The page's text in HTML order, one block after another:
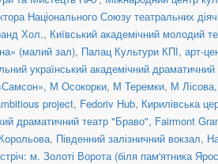
Національного Союзу театральних
Хол., Київський академічний молодий
(малий зал), Палац Культури КПІ, арт-
український академічний драматичний
, М Осокорки, М Теремки, М Лісова,
project, Fedoriv Hub, Кирилівська
драматичний театр "Браво", Fairmont
, Південний залізничний вокзал,
м. Золоті Ворота (біля пам'ятника